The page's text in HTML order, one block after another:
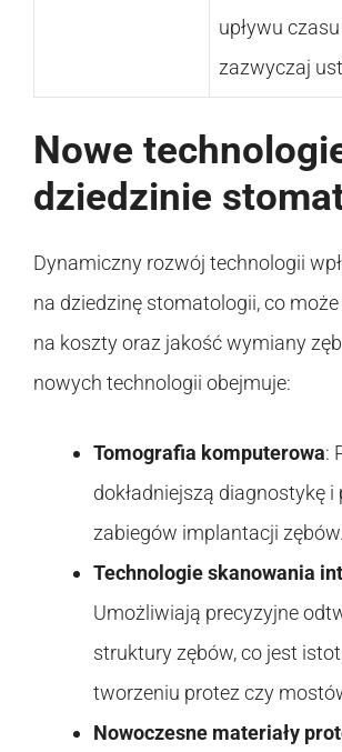
upływu
zazwyczaj
Nowe
dziedzinie
Dynamiczny rozwój technologii
na dziedzinę stomatologii, co może
na koszty oraz jakość wymiany
nowych technologii obejmuje:
Tomografia komputerowa:
dokładniejszą diagnostykę
zabiegów implantacji zębów.
Technologie skanowania
Umożliwiają precyzyjne
struktury zębów, co jest
tworzeniu protez czy
Nowoczesne materiały